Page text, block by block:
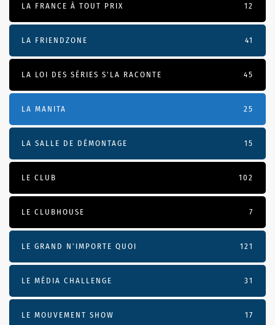
LA FRANCE À TOUT PRIX 12
LA FRIENDZONE 41
LA LOI DES SÉRIES S'LA RACONTE 45
LA MANITA 25
LA SALLE DE DÉMONTAGE 15
LE CLUB 102
LE CLUBHOUSE 7
LE GRAND N’IMPORTE QUOI 121
LE MÉDIA CHALLENGE 31
LE MOUVEMENT SHOW 17